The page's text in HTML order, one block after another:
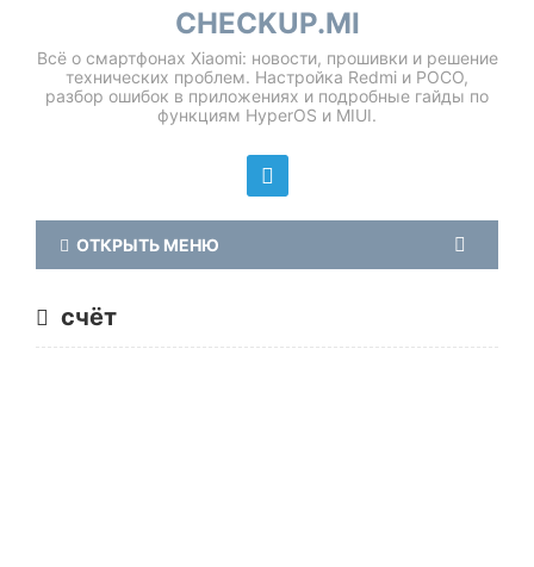
CHECKUP.MI
Всё о смартфонах Xiaomi: новости, прошивки и решение
технических проблем. Настройка Redmi и POCO,
разбор ошибок в приложениях и подробные гайды по
функциям HyperOS и MIUI.
ОТКРЫТЬ МЕНЮ
счёт